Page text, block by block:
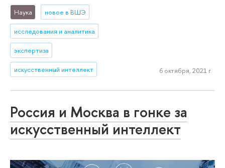
Наука новое в ВШЭ
исследования и аналитика
экспертиза
искусственный интеллект 6 октября, 2021 г.
Россия и Москва в гонке за
искусственный интеллект